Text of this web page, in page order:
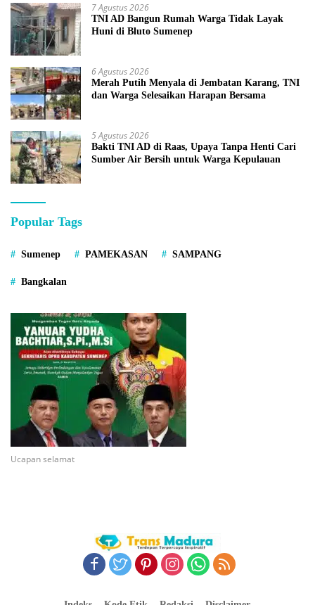
7 Agustus 2026
TNI AD Bangun Rumah Warga Tidak Layak
Huni di Bluto Sumenep
6 Agustus 2026
Merah Putih Menyala di Jembatan Karang, TNI
dan Warga Selesaikan Harapan Bersama
5 Agustus 2026
Bakti TNI AD di Raas, Upaya Tanpa Henti Cari
Sumber Air Bersih untuk Warga Kepulauan
Popular Tags
Sumenep PAMEKASAN SAMPANG
Bangkalan
Ucapan selamat